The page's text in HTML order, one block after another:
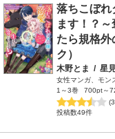
落ちこぼれ
ます！？
たら規格外
ク）
木野とま / 星
女性マンガ、モン
1～3巻
700pt～
投稿数49件